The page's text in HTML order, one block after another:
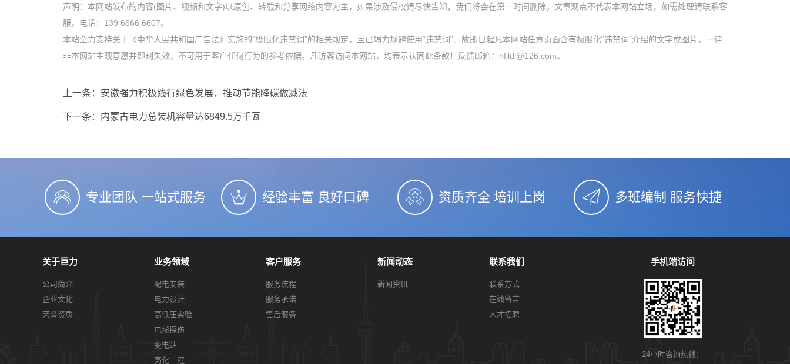
声明：本网站发布的内容(图片、视频和文字)以原创、转载和分享网络内容为主，如果涉及侵权请尽快告知，我们将会在第一时间删除。文章观点不代表本网站立场，如需处理请联系客
服。电话：139 6666 6607。
本站全力支持关于《中华人民共和国广告法》实施的“极限化违禁词”的相关规定，且已竭力规避使用“违禁词”。故即日起凡本网站任意页面含有极限化“违禁词”介绍的文字或图片，一律
非本网站主观意愿并即刻失效，不可用于客户任何行为的参考依据。凡访客访问本网站，均表示认同此条款！反馈邮箱：hfjldl@126.com。
上一条： 安徽强力积极践行绿色发展，推动节能降碳做减法
下一条： 内蒙古电力总装机容量达6849.5万千瓦
专业团队 一站式服务 经验丰富 良好口碑 资质齐全 培训上岗 多班编制 服务快捷
关于巨力
公司简介
企业文化
荣誉资质
业务领域
配电安装
电力设计
高低压实验
电缆探伤
变电站
亮化工程
客户服务
服务流程
服务承诺
售后服务
新闻动态
新闻资讯
联系我们
联系方式
在线留言
人才招聘
手机端访问
24小时咨询热线：